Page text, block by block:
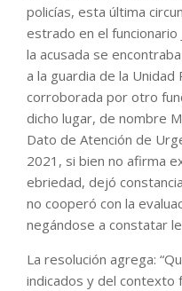
policías, esta última
estrado en el funcionario
la acusada se
a la guardia de la Unidad
corroborada por otro
dicho lugar, de nombre
Dato de Atención de
2021, si bien no afirma
ebriedad, dejó
no cooperó con la
negándose a constatar
La resolución agrega:
indicados y del contexto